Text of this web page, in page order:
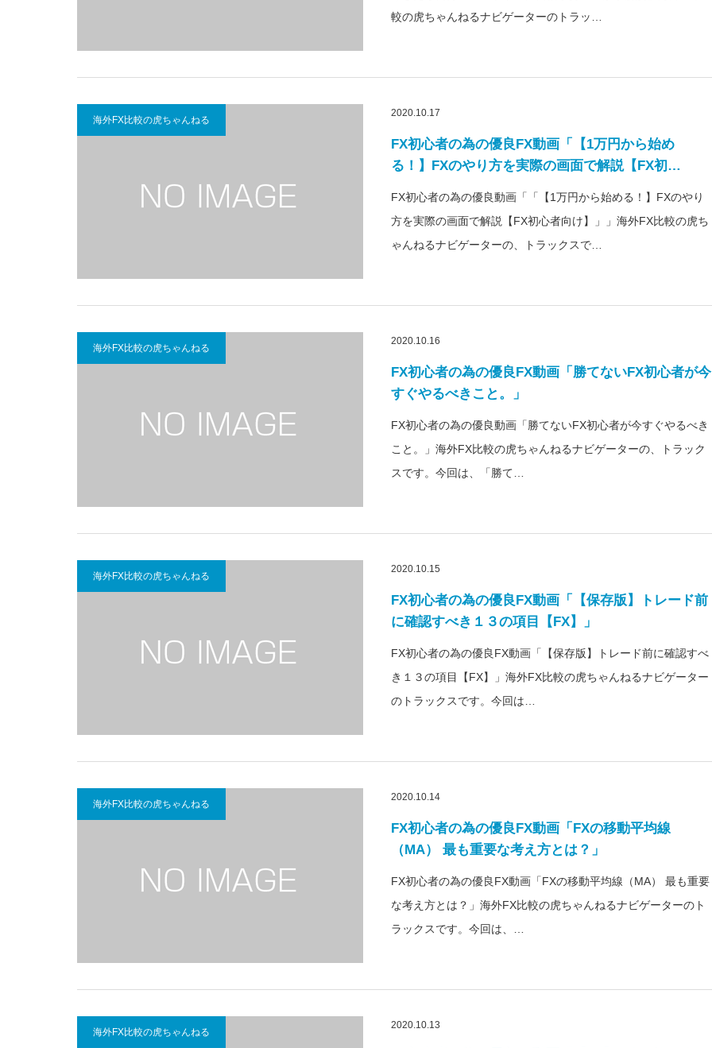
較の虎ちゃんねるナビゲーターのトラッ…
海外FX比較の虎ちゃんねる
2020.10.17
FX初心者の為の優良FX動画「【1万円から始め
る！】FXのやり方を実際の画面で解説【FX初…
FX初心者の為の優良動画「「【1万円から始める！】FXのやり
方を実際の画面で解説【FX初心者向け】」」海外FX比較の虎ち
ゃんねるナビゲーターの、トラックスで…
海外FX比較の虎ちゃんねる
2020.10.16
FX初心者の為の優良FX動画「勝てないFX初心者が今
すぐやるべきこと。」
FX初心者の為の優良動画「勝てないFX初心者が今すぐやるべき
こと。」海外FX比較の虎ちゃんねるナビゲーターの、トラック
スです。今回は、「勝て…
海外FX比較の虎ちゃんねる
2020.10.15
FX初心者の為の優良FX動画「【保存版】トレード前
に確認すべき１３の項目【FX】」
FX初心者の為の優良FX動画「【保存版】トレード前に確認すべ
き１３の項目【FX】」海外FX比較の虎ちゃんねるナビゲーター
のトラックスです。今回は…
海外FX比較の虎ちゃんねる
2020.10.14
FX初心者の為の優良FX動画「FXの移動平均線
（MA） 最も重要な考え方とは？」
FX初心者の為の優良FX動画「FXの移動平均線（MA） 最も重要
な考え方とは？」海外FX比較の虎ちゃんねるナビゲーターのト
ラックスです。今回は、…
海外FX比較の虎ちゃんねる
2020.10.13